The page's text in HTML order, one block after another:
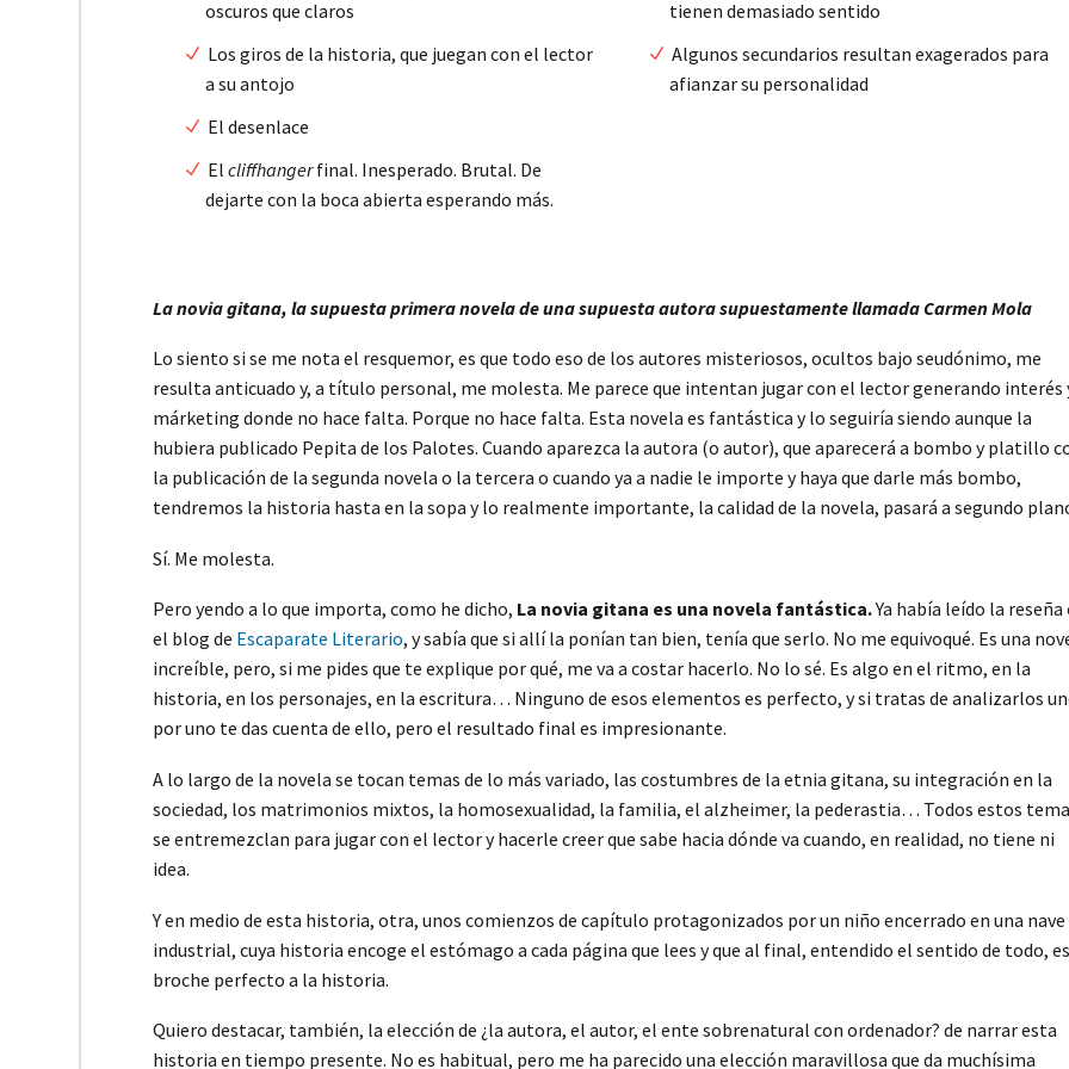
oscuros que claros
Los giros de la historia, que juegan con el lector
a su antojo
El desenlace
El cliffhangerfinal. Inesperado. Brutal. De
dejarte con la boca abierta esperando más.
tienen demasiado sentido
Algunos secundarios resultan exagerados para
afianzar su personalidad
La novia gitana, la supuesta primera novela de una supuesta autora supuestamente llamada Carmen Mola
Lo siento si se me nota el resquemor, es que todo eso de los autores misteriosos, ocultos bajo seudónimo, me
resulta anticuado y, a título personal, me molesta. Me parece que intentan jugar con el lector generando interés
márketing donde no hace falta. Porque no hace falta. Esta novela es fantástica y lo seguiría siendo aunque la
hubiera publicado Pepita de los Palotes. Cuando aparezca la autora (o autor), que aparecerá a bombo y platillo
la publicación de la segunda novela o la tercera o cuando ya a nadie le importe y haya que darle más bombo,
tendremos la historia hasta en la sopa y lo realmente importante, la calidad de la novela, pasará a segundo
Sí. Me molesta.
Pero yendo a lo que importa, como he dicho, La novia gitana es una novela fantástica.Ya había leído la reseña
el blog de Escaparate Literario, y sabía que si allí la ponían tan bien, tenía que serlo. No me equivoqué. Es una
increíble, pero, si me pides que te explique por qué, me va a costar hacerlo. No lo sé. Es algo en el ritmo, en la
historia, en los personajes, en la escritura… Ninguno de esos elementos es perfecto, y si tratas de analizarlos
por uno te das cuenta de ello, pero el resultado final es impresionante.
A lo largo de la novela se tocan temas de lo más variado, las costumbres de la etnia gitana, su integración en la
sociedad, los matrimonios mixtos, la homosexualidad, la familia, el alzheimer, la pederastia… Todos estos
se entremezclan para jugar con el lector y hacerle creer que sabe hacia dónde va cuando, en realidad, no tiene ni
idea.
Y en medio de esta historia, otra, unos comienzos de capítulo protagonizados por un niño encerrado en una nave
industrial, cuya historia encoge el estómago a cada página que lees y que al final, entendido el sentido de todo,
broche perfecto a la historia.
Quiero destacar, también, la elección de ¿la autora, el autor, el ente sobrenatural con ordenador? de narrar esta
historia en tiempo presente. No es habitual, pero me ha parecido una elección maravillosa que da muchísima